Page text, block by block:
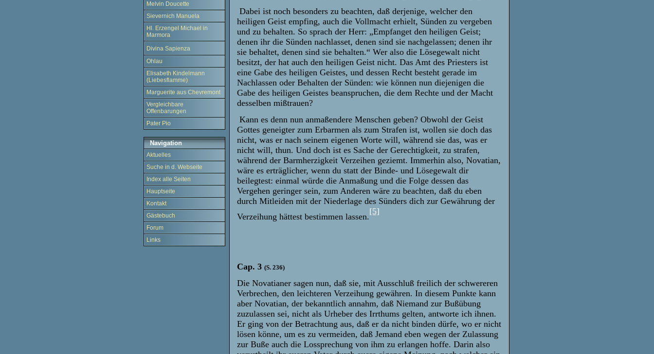
Melvin Doucette
Sievernich Manuela
Hl. Erzengel Michael in
Marmora
Divina Sapienza
Ohlau
Elisabeth Kindelmann
(Liebesflamme)
Marguerite aus Chevremont
Vergleichbare
Offenbarungen
Pater Pio
Navigation
Aktuelles
Suche in d. Webseite
Index alle Seiten
Hauptseite
Kontakt
Gästebuch
Forum
Links
Dabei ist noch besonders zu beachten, daß derjenige, welcher den
heiligen Geist empfing, auch die Vollmacht erhielt, Sünden zu vergeben
und zu behalten. So sprach der Herr: „Empfanget den heiligen Geist;
denen ihr die Sünden nachlasset, denen sind sie nachgelassen; denen ihr
sie behaltet, denen sind sie behalten.“ Wer also die Lösegewalt nicht
besitzt, der hat auch den heiligen Geist nicht. Das Amt des Priesters ist
eine Gabe des heiligen Geistes, und dessen Recht besteht gerade im
Nachlassen oder Behalten der Sünden: wie können nun diejenigen die
Gabe des heiligen Geistes beanspruchen, die dem Rechte und der Macht
desselben mißtrauen?
Kann es denn nun anmaßendere Menschen geben? Obwohl der Geist
Gottes geneigter zum Erbarmen als zum Strafen ist, wollen sie doch das
nicht, was er nach seinem eigenen Worte will, während sie das, was er
nicht will, thun. Und doch ist es Sache der Gerechtigkeit, zu strafen,
während der Barmherzigkeit Verzeihen geziemt. Immerhin also, Novatian,
wäre es erträglicher, wenn du statt der Binde- und Lösegewalt dir
beilegtest: einmal würde die Anmaßung und die Folge dessen das
Vergehen geringer sein, zum Anderen wäre zu beachten, daß du eben
durch Mitleiden mit der Niederlage des Sünders dich zur Gewährung der
Verzeihung hättest bestimmen lassen.
[5]
Cap. 3 (S. 236)
Die Novatianer sagen nun, daß sie, mit Ausschluß freilich der schwereren
Verbrechen, den leichteren Verzeihung gewähren. In diesem Punkte kann
aber Novatian, der bekanntlich annahm, daß Niemand zur Bußübung
zuzulassen sei, nicht als Urheber des Irrthums gelten, antworte ich ihnen.
Er ging von der Betrachtung aus, daß er da nicht binden dürfe, wo er nicht
lösen könne, um es zu vermeiden, daß Jemand eben wegen der Zulassung
zur Buße auch die Lossprechung von ihm zu erlangen hoffe. Darin also